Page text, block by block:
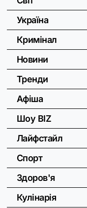
Україна
Кримінал
Новини
Тренди
Афіша
Шоу BIZ
Лайфстайл
Спорт
Здоров'я
Кулінарія